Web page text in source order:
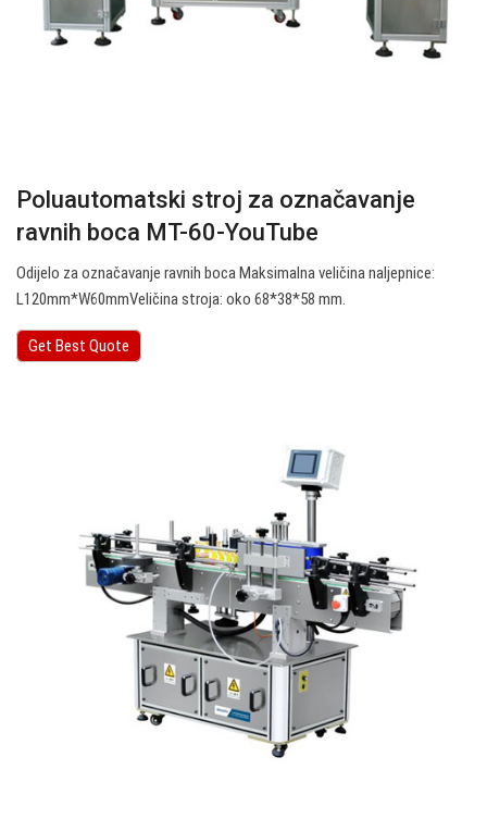
Poluautomatski stroj za označavanje
ravnih boca MT-60-YouTube
Odijelo za označavanje ravnih boca Maksimalna veličina naljepnice:
L120mm*W60mmVeličina stroja: oko 68*38*58 mm.
Get Best Quote